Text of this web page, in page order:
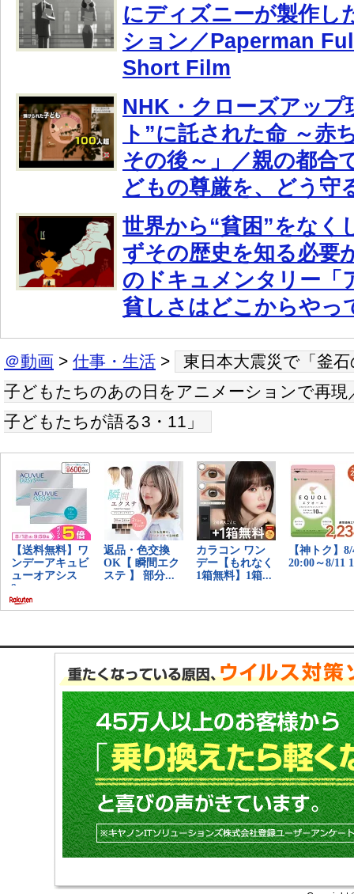
にディズニーが製作し
ション／Paperman
Short Film
NHK・クローズアップ
ト”に託された命 ～赤
その後～」／親の都合
どもの尊厳を、どう守
世界から“貧困”をなく
ずその歴史を知る必要
のドキュメンタリー「
貧しさはどこからやっ
＠動画 > 仕事・生活 >
東日本大震災で「釜
子どもたちのあの日をアニメーションで再現
子どもたちが語る3・11」